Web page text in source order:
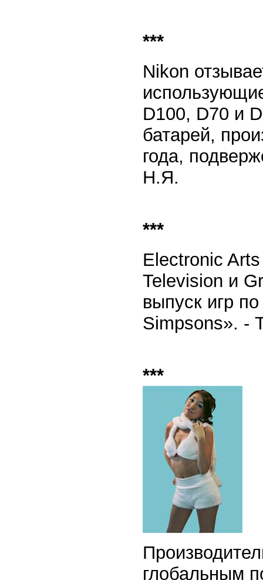
***
Nikon
D100, D70 и
батарей,
года,
Н.Я.
***
Electronic
Television и
выпуск игр
Simpsons». -
***
глобальным